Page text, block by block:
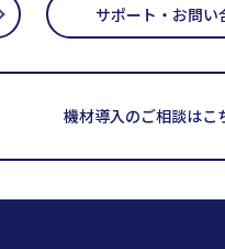
サポート・お問い
機材導入のご相談はこ